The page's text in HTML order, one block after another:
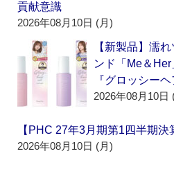
貢献意識
2026年08月10日 (月)
【新製品】濡
ンド「Me＆
『グロッシー
2026年08月10日
【PHC 27年3月期第1四半期
2026年08月10日 (月)